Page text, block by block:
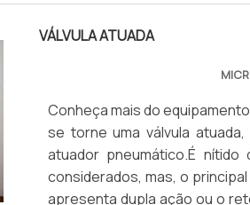
VÁLVULA ATUADA
Conheça mais do
se torne uma válvula
atuador pneumático.É
considerados, mas, o
apresenta dupla ação ou o